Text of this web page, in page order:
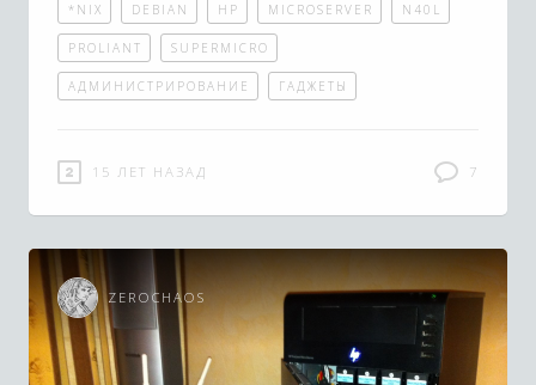
*NIX DEBIAN HP MICROSERVER N40L
PROLIANT SUPERMICRO
АДМИНИСТРИРОВАНИЕ ГАДЖЕТЫ
15 ЛЕТ НАЗАД 7
ZEROCHAOS